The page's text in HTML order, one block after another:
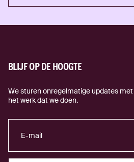
Cultuur
BLIJF OP DE HOOGTE
We sturen onregelmatige updates
het werk dat we doen.